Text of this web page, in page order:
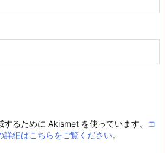
るために Akismet を使っています。
コ
詳細はこちらをご覧ください。